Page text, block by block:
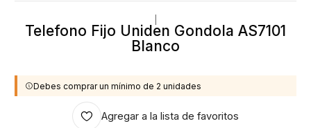
Telefono Fijo Uniden Gondola AS7101
Blanco
Debes comprar un mínimo de 2 unidades
Agregar a la lista de favoritos